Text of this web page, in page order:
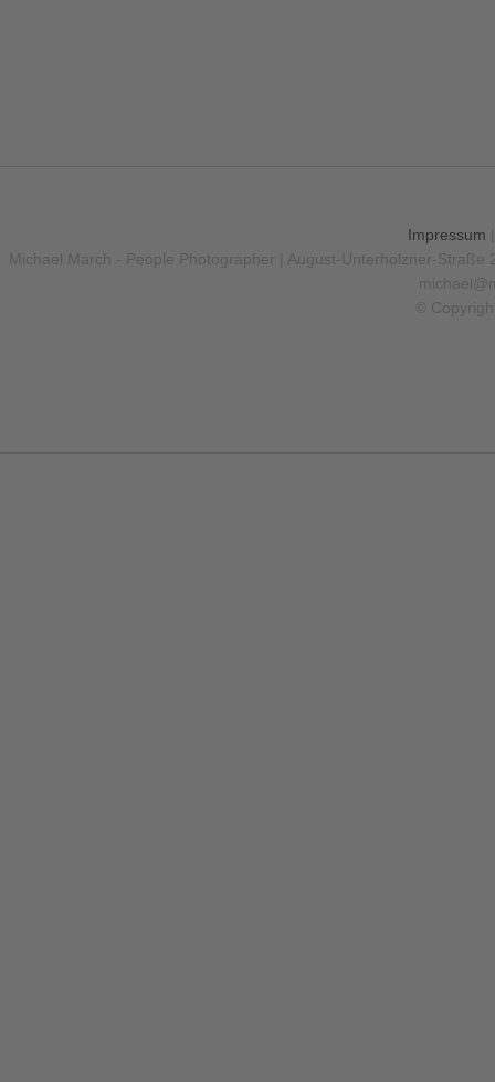
Impressum
Michael March - People Photographer | August-Unterholzner-
©